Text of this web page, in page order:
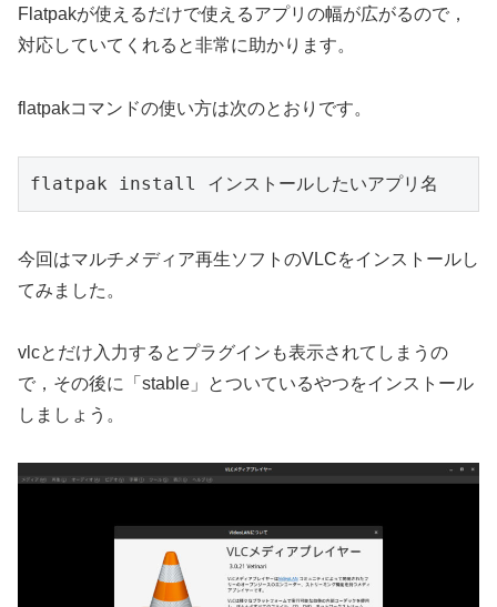
Flatpakが使えるだけで使えるアプリの幅が広がるので，
対応していてくれると非常に助かります。
flatpakコマンドの使い方は次のとおりです。
flatpak install インストールしたいアプリ名
今回はマルチメディア再生ソフトのVLCをインストールし
てみました。
vlcとだけ入力するとプラグインも表示されてしまうの
で，その後に「stable」とついているやつをインストール
しましょう。